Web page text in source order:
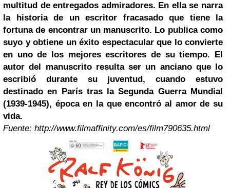
multitud de entregados admiradores. En ella se narra
la historia de un escritor fracasado que tiene la
fortuna de encontrar un manuscrito. Lo publica como
suyo y obtiene un éxito espectacular que lo convierte
en uno de los mejores escritores de su tiempo. El
autor del manuscrito resulta ser un anciano que lo
escribió durante su juventud, cuando estuvo
destinado en París tras la Segunda Guerra Mundial
(1939-1945), época en la que encontró al amor de su
vida.
Fuente: http://www.filmaffinity.com/es/film790635.html